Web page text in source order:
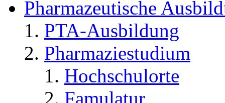
Morbus Pompe
das?
Zitieren